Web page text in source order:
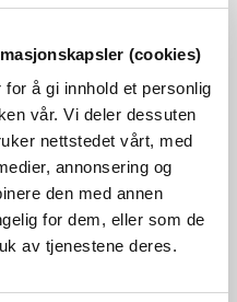
(cookies)
å gi innhold et personlig
vår. Vi deler dessuten
nettstedet vårt, med
annonsering og
den med annen
for dem, eller som de
av tjenestene deres.